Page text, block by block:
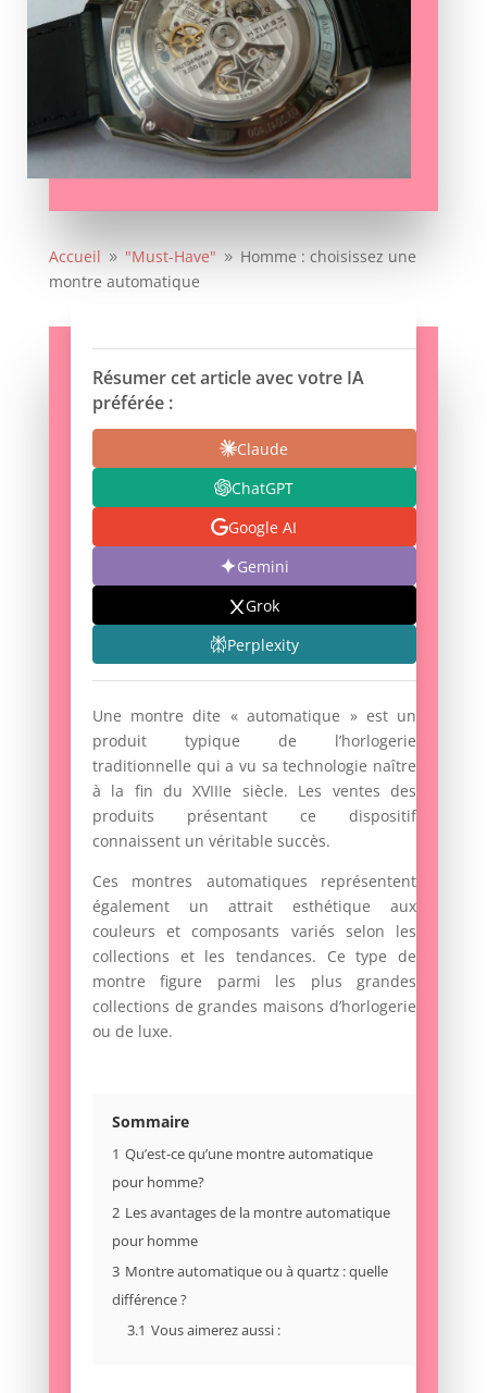
Accueil 9 "Must-Have" 9 Homme : choisissez une
montre automatique
Résumer cet article avec votre IA
préférée :
Claude
ChatGPT
Google AI
Gemini
Grok
Perplexity
Une montre dite « automatique » est un
produit typique de l’horlogerie
traditionnelle qui a vu sa technologie naître
à la fin du XVIIIe siècle. Les ventes des
produits présentant ce dispositif
connaissent un véritable succès.
Ces montres automatiques représentent
également un attrait esthétique aux
couleurs et composants variés selon les
collections et les tendances. Ce type de
montre figure parmi les plus grandes
collections de grandes maisons d’horlogerie
ou de luxe.
Sommaire
1 Qu’est-ce qu’une montre automatique
pour homme?
2 Les avantages de la montre automatique
pour homme
3 Montre automatique ou à quartz : quelle
différence ?
3.1 Vous aimerez aussi :